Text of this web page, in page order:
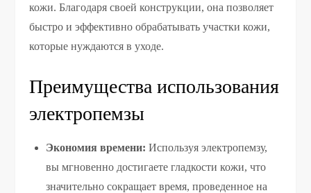
кожи. Благодаря своей конструкции, она позволяет
быстро и эффективно обрабатывать участки кожи,
которые нуждаются в уходе.
Преимущества использования
электропемзы
Экономия времени: Используя электропемзу,
вы мгновенно достигаете гладкости кожи, что
значительно сокращает время, проведенное на